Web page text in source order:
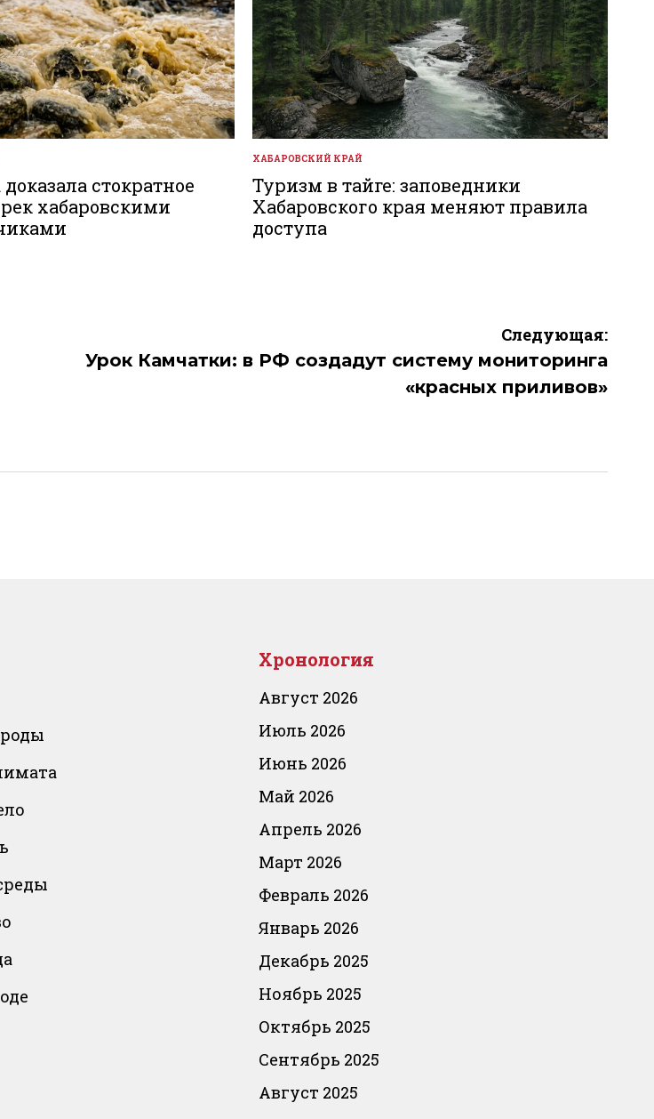
стократное
хабаровскими
ОПУБЛИКОВАНО
В
ХАБАРОВСКИЙ КРАЙ
Туризм в тайге: заповедники
Хабаровского края меняют правила
доступа
Следующая:
Урок Камчатки: в РФ создадут систему мониторинга
«красных приливов»
Хронология
Август 2026
Июль 2026
Июнь 2026
Май 2026
Апрель 2026
Март 2026
Февраль 2026
Январь 2026
Декабрь 2025
Ноябрь 2025
Октябрь 2025
Сентябрь 2025
Август 2025